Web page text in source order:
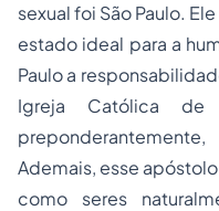
sexual foi São Paulo.
estado ideal para a
Paulo a
Igreja Católica de
Ademais, esse
como seres